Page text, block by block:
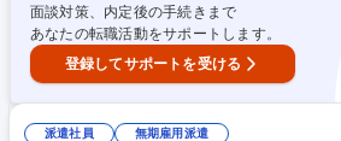
心してスタートできます。 募集職種 ◆熊本×ITエンジニア◆IT系知識をお
持ちの方/未経験歓迎/無期雇用派遣
面談対策、内定後の手続きまで
あなたの転職活動をサポートします。
登録してサポートを受ける
派遣社員 無期雇用派遣